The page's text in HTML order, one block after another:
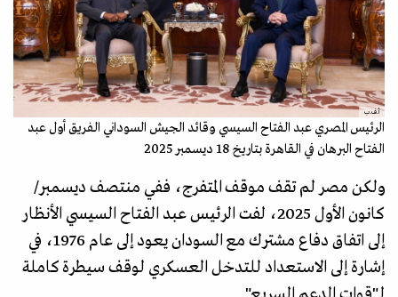
أ.ف.ب
الرئيس المصري عبد الفتاح السيسي وقائد الجيش السوداني الفريق أول عبد
الفتاح البرهان في القاهرة بتاريخ 18 ديسمبر 2025
ولكن مصر لم تقف موقف المتفرج، ففي منتصف ديسمبر/
كانون الأول 2025، لفت الرئيس عبد الفتاح السيسي الأنظار
إلى اتفاق دفاع مشترك مع السودان يعود إلى عام 1976، في
إشارة إلى الاستعداد للتدخل العسكري لوقف سيطرة كاملة